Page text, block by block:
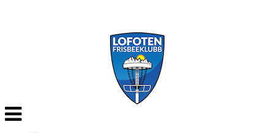
Veksle
navigasjon